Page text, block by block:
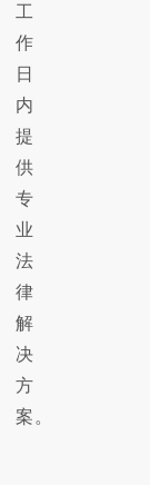
工
作
日
内
提
供
专
业
法
律
解
决
方
案。